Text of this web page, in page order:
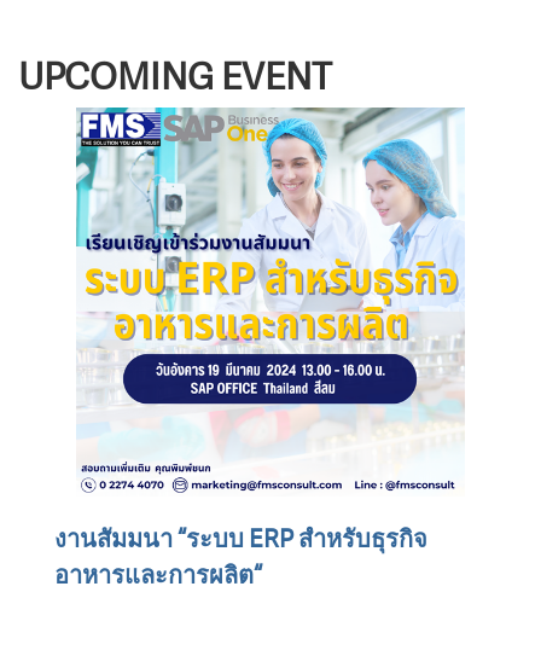
UPCOMING EVENT
งานสัมมนา “ระบบ ERP สำหรับธุรกิจ
อาหารและการผลิต“